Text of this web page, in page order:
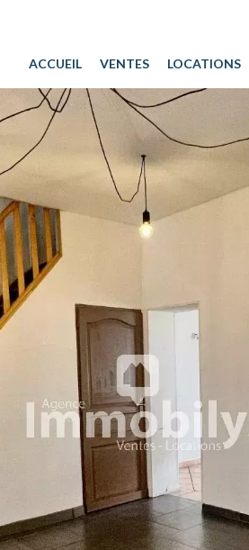
ACCUEIL VENTES LOCATIONS